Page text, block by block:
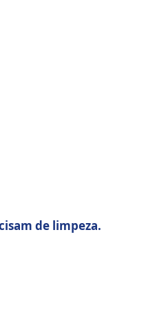
de limpeza.